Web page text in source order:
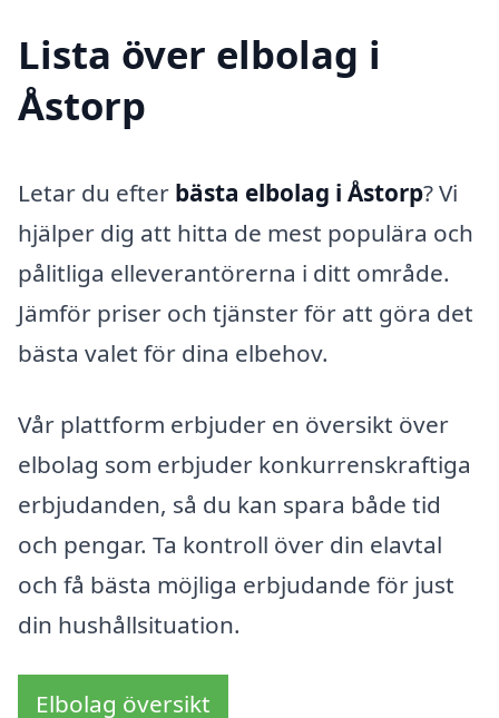
Lista över elbolag i
Åstorp
Letar du efter bästa elbolag i Åstorp? Vi
hjälper dig att hitta de mest populära och
pålitliga elleverantörerna i ditt område.
Jämför priser och tjänster för att göra det
bästa valet för dina elbehov.
Vår plattform erbjuder en översikt över
elbolag som erbjuder konkurrenskraftiga
erbjudanden, så du kan spara både tid
och pengar. Ta kontroll över din elavtal
och få bästa möjliga erbjudande för just
din hushållsituation.
Elbolag översikt